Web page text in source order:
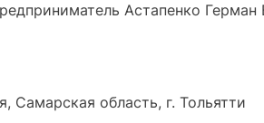
Астапенко
Самарская область, г. Тольятти